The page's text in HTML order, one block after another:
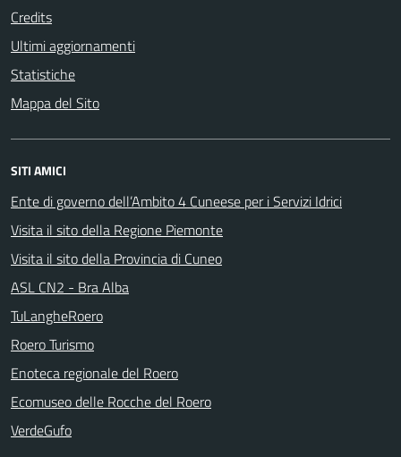
Credits
Ultimi aggiornamenti
Statistiche
Mappa del Sito
SITI AMICI
Ente di governo dell’Ambito 4 Cuneese per i Servizi Idrici
Visita il sito della Regione Piemonte
Visita il sito della Provincia di Cuneo
ASL CN2 - Bra Alba
TuLangheRoero
Roero Turismo
Enoteca regionale del Roero
Ecomuseo delle Rocche del Roero
VerdeGufo